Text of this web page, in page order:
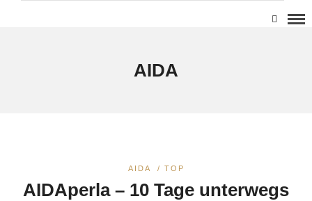
AIDA
AIDA / TOP
AIDAperla – 10 Tage unterwegs